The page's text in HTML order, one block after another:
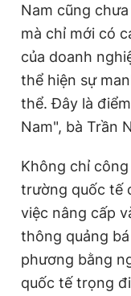
Nam cũng
mà chỉ mới có
của doanh
thể hiện sự
thể. Đây là
Nam", bà Trần
Không chỉ
trường quốc tế
việc nâng cấp
thông quảng
phương bằng
quốc tế trọng